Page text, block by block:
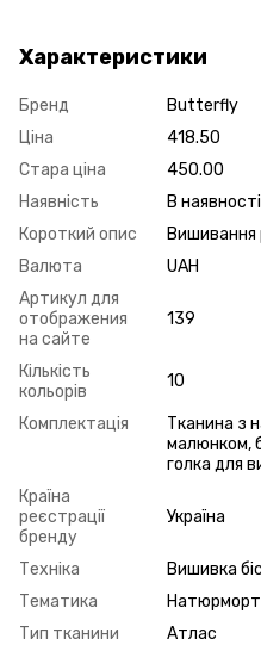
Характеристики
Бренд
Butterfly
Ціна
418.50
Стара ціна
450.00
Наявність
В наявності
Короткий опис
Вишивання
Валюта
UAH
Артикул для
отображения
на сайте
139
Кількість
кольорів
10
Комплектація
Тканина з
малюнком,
голка для
Країна
реєстрації
бренду
Україна
Техніка
Вишивка
Тематика
Тип тканини
Атлас